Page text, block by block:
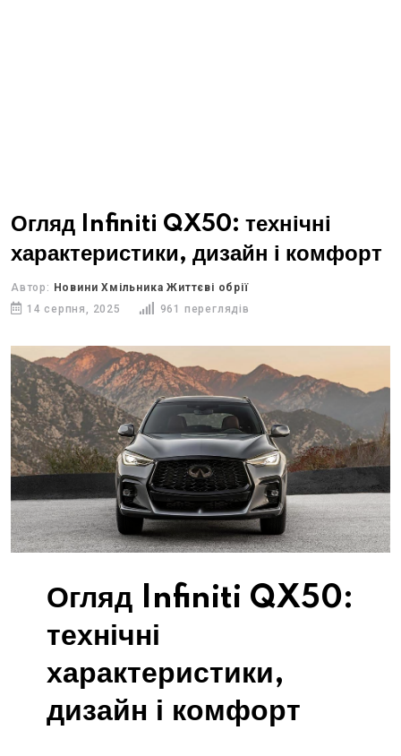
Огляд Infiniti QX50: технічні
характеристики, дизайн і комфорт
Автор: Новини Хмільника Життєві обрії
14 серпня, 2025
961 переглядів
Огляд Infiniti QX50:
технічні
характеристики,
дизайн і комфорт